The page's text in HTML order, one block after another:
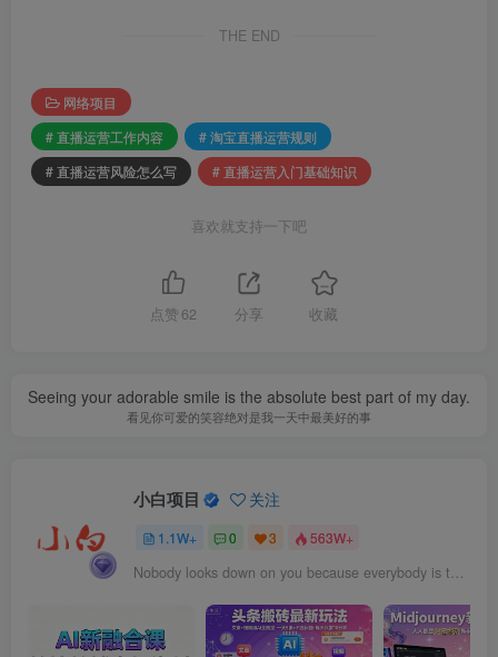
THE END
网络项目
# 直播运营工作内容
# 淘宝直播运营规则
# 直播运营风险怎么写
# 直播运营入门基础知识
喜欢就支持一下吧
点赞 62 分享 收藏
Seeing your adorable smile is the absolute best part of my day.
看见你可爱的笑容绝对是我一天中最美好的事
小白项目 关注
1.1W+ 0 3 563W+
Nobody looks down on you because everybody is too busy to look at you.